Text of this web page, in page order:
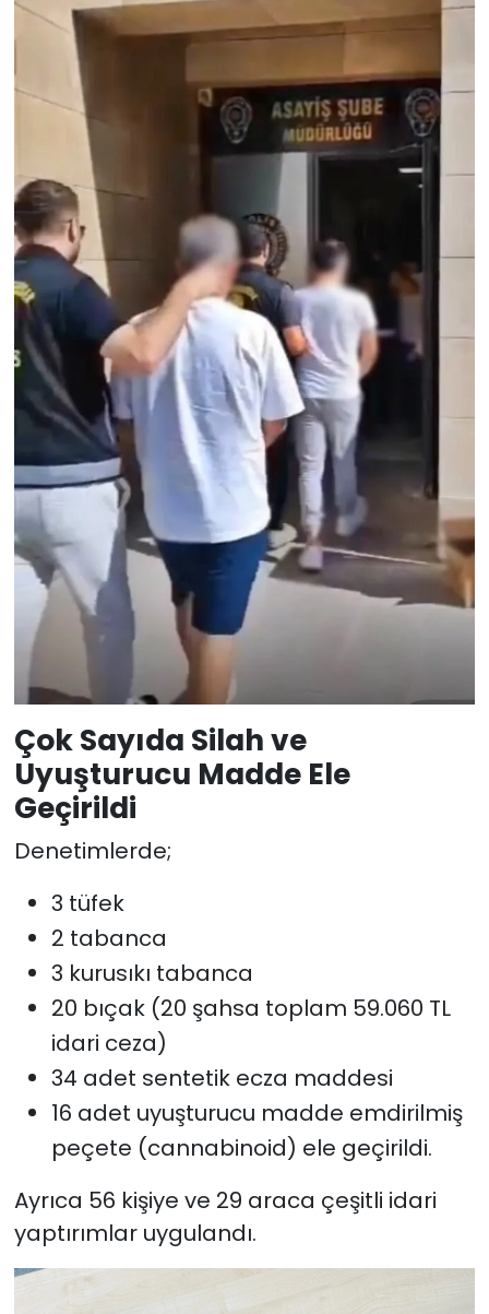
Çok Sayıda Silah ve
Uyuşturucu Madde Ele
Geçirildi
Denetimlerde;
3 tüfek
2 tabanca
3 kurusıkı tabanca
20 bıçak (20 şahsa toplam 59.060 TL
idari ceza)
34 adet sentetik ecza maddesi
16 adet uyuşturucu madde emdirilmiş
peçete (cannabinoid) ele geçirildi.
Ayrıca 56 kişiye ve 29 araca çeşitli idari
yaptırımlar uygulandı.